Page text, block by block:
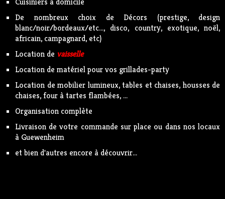
De nombreux choix de Décors (prestige, design
blanc/noir/bordeaux/etc..., disco, country, exotique, noël,
africain, campagnard, etc)
Location de vaisselle
Location de matériel pour vos grillades-party
Location de mobilier lumineux, tables et chaises, housses de
chaises, four à tartes flambées, ...
Organisation complète
Livraison de votre commande sur place ou dans nos locaux
à Guewenheim
et bien d'autres encore à découvrir...